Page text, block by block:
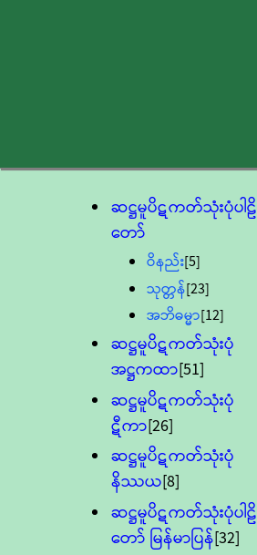
ဆဋ္ဌမူပိဋကတ်သုံးပုံပါဠိ
တော်
ဝိနည်း[5]
သုတ္တန်[23]
အဘိဓမ္မာ[12]
ဆဋ္ဌမူပိဋကတ်သုံးပုံ
အဋ္ဌကထာ[51]
ဆဋ္ဌမူပိဋကတ်သုံးပုံ
ဋီကာ[26]
ဆဋ္ဌမူပိဋကတ်သုံးပုံ
နိဿယ[8]
ဆဋ္ဌမူပိဋကတ်သုံးပုံပါဠိ
တော် မြန်မာပြန်[32]